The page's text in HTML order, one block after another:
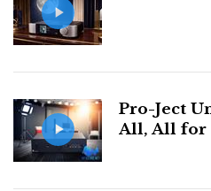
Pro-Ject
All, All for